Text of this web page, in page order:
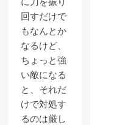
回すだけで
もなんとか
なるけど、
ちょっと強
い敵になる
と、それだ
けで対処す
るのは厳し